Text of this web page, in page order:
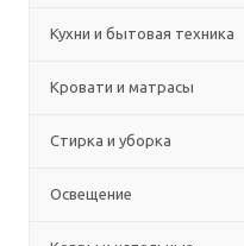
Кухни и бытовая техника
Кровати и матрасы
Стирка и уборка
Освещение